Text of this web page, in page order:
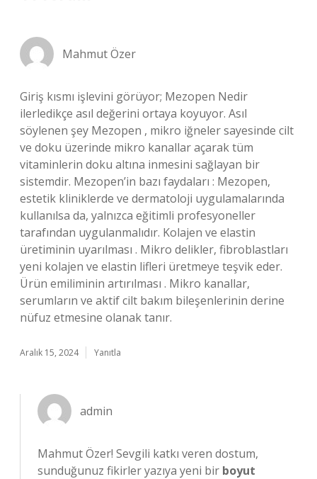
Mahmut Özer
Giriş kısmı işlevini görüyor; Mezopen Nedir
ilerledikçe asıl değerini ortaya koyuyor. Asıl
söylenen şey Mezopen , mikro iğneler sayesinde cilt
ve doku üzerinde mikro kanallar açarak tüm
vitaminlerin doku altına inmesini sağlayan bir
sistemdir. Mezopen’in bazı faydaları : Mezopen,
estetik kliniklerde ve dermatoloji uygulamalarında
kullanılsa da, yalnızca eğitimli profesyoneller
tarafından uygulanmalıdır. Kolajen ve elastin
üretiminin uyarılması . Mikro delikler, fibroblastları
yeni kolajen ve elastin lifleri üretmeye teşvik eder.
Ürün emiliminin artırılması . Mikro kanallar,
serumların ve aktif cilt bakım bileşenlerinin derine
nüfuz etmesine olanak tanır.
Aralık 15, 2024 Yanıtla
admin
Mahmut Özer! Sevgili katkı veren dostum,
sunduğunuz fikirler yazıya yeni bir boyut